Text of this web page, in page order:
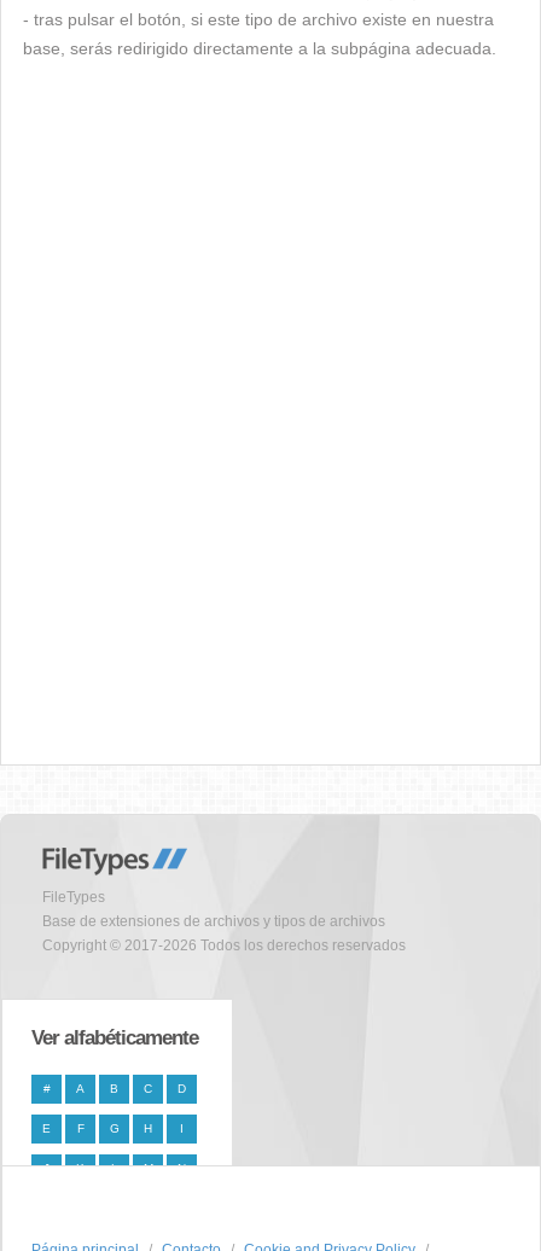
- tras pulsar el botón, si este tipo de archivo existe en nuestra
base, serás redirigido directamente a la subpágina adecuada.
FileTypes
Base de extensiones de archivos y tipos de archivos
Copyright © 2017-2026 Todos los derechos reservados
Ver alfabéticamente
# A B C D
E F G H I
J K L M N
T U V W X